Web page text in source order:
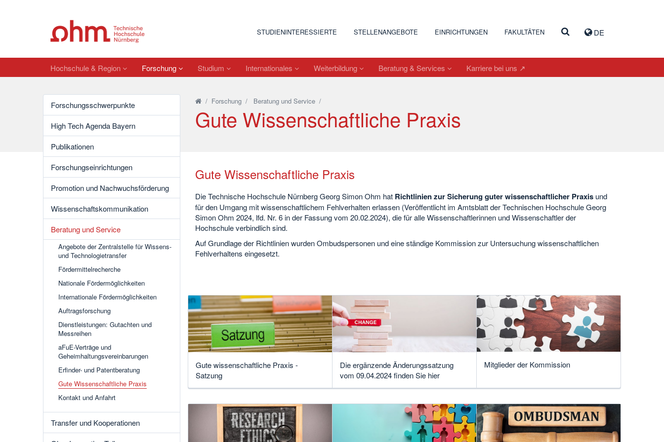
DE
STUDIENINTERESSIERTE STELLENANGEBOTE EINRICHTUNGEN FAKULTÄTEN
Hochschule & Region Forschung Studium Internationales Weiterbildung Beratung & Services Karriere bei uns ↗
Forschungsschwerpunkte
High Tech Agenda Bayern
Publikationen
Forschungseinrichtungen
Promotion und Nachwuchsförderung
Wissenschaftskommunikation
Beratung und Service
Angebote der Zentralstelle für Wissens-
und Technologietransfer
Fördermittelrecherche
Nationale Fördermöglichkeiten
Internationale Fördermöglichkeiten
Auftragsforschung
Dienstleistungen: Gutachten und
Messreihen
aFuE-Verträge und
Geheimhaltungsvereinbarungen
Erfinder- und Patentberatung
Gute Wissenschaftliche Praxis
Kontakt und Anfahrt
Transfer und Kooperationen
/ Forschung/ Beratung und Service/
Gute Wissenschaftliche Praxis
Gute Wissenschaftliche Praxis
Die Technische Hochschule Nürnberg Georg Simon Ohm hat Richtlinien zur Sicherung guter wissenschaftlicher Praxisund
für den Umgang mit wissenschaftlichem Fehlverhalten erlassen (Veröffentlicht im Amtsblatt der Technischen Hochschule Georg
Simon Ohm 2024, lfd. Nr. 6 in der Fassung vom 20.02.2024), die für alle Wissenschaftlerinnen und Wissenschaftler der
Hochschule verbindlich sind.
Auf Grundlage der Richtlinien wurden Ombudspersonen und eine ständige Kommission zur Untersuchung wissenschaftlichen
Fehlverhaltens eingesetzt.
Gute wissenschaftliche Praxis -
Satzung
Die ergänzende Änderungssatzung
vom 09.04.2024 finden Sie hier
Mitglieder der Kommission